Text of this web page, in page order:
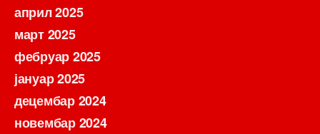
април 2025
март 2025
фебруар 2025
јануар 2025
децембар 2024
новембар 2024